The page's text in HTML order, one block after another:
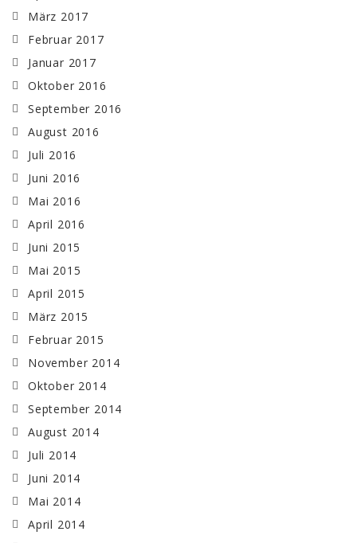
März 2017
Februar 2017
Januar 2017
Oktober 2016
September 2016
August 2016
Juli 2016
Juni 2016
Mai 2016
April 2016
Juni 2015
Mai 2015
April 2015
März 2015
Februar 2015
November 2014
Oktober 2014
September 2014
August 2014
Juli 2014
Juni 2014
Mai 2014
April 2014